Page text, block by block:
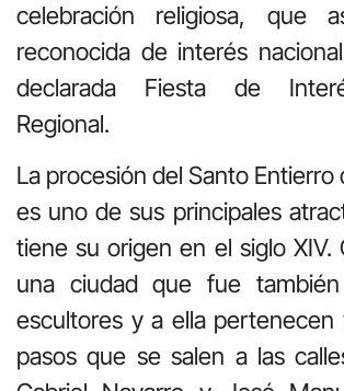
celebración religiosa, que
reconocida de interés
declarada Fiesta de
Regional.
La procesión del Santo Entierro
es uno de sus principales
tiene su origen en el siglo XIV.
una ciudad que fue
escultores y a ella pertenecen
pasos que se salen a las